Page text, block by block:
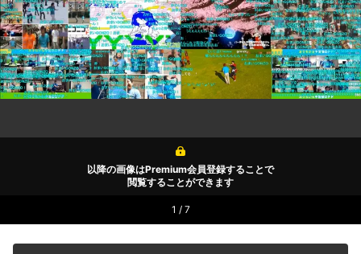
以降の画像はPremium会員登録することで
閲覧することができます
1 / 7